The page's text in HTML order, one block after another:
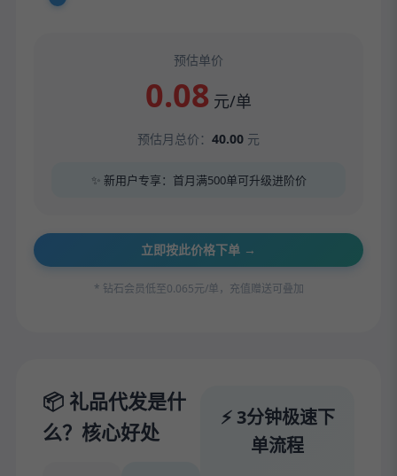
预估单价
0.08 元/单
预估月总价： 40.00 元
✨ 新用户专享：首月满500单可升级进阶价
立即按此价格下单 →
* 钻石会员低至0.065元/单，充值赠送可叠加
📦 礼品代发是什
么？核心好处
⚡ 3分钟极速下
单流程